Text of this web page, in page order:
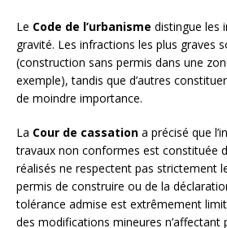
Le Code de l’urbanisme distingue les
gravité. Les infractions les plus graves
(construction sans permis dans une
exemple), tandis que d’autres
de moindre importance.
La Cour de cassation a précisé que
travaux non conformes est constituée
réalisés ne respectent pas strictement
permis de construire ou de la
tolérance admise est extrêmement
des modifications mineures n’affectant